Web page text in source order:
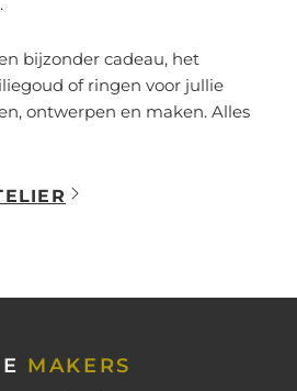
bijzonder cadeau, het
of ringen voor jullie
ontwerpen en maken. Alles
MAKERS